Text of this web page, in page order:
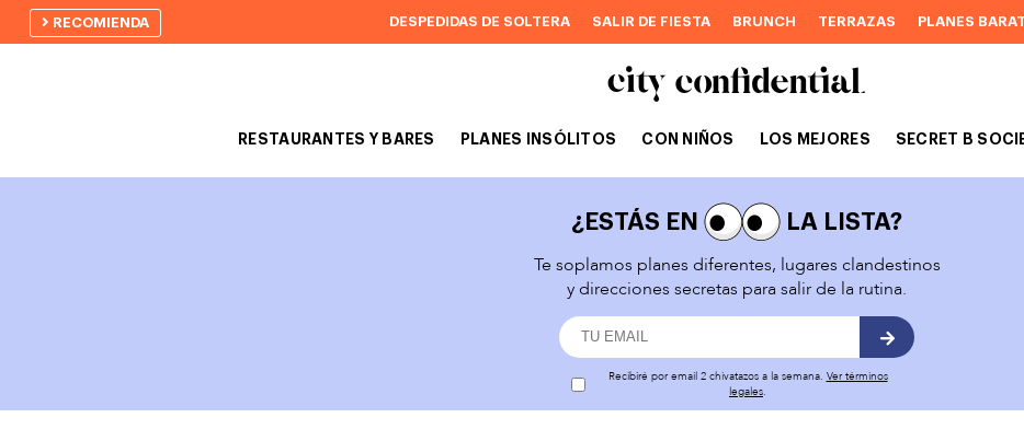
RECOMIENDA DESPEDIDAS DE SOLTERA SALIR DE FIESTA BRUNCH TERRAZAS PLANES
RESTAURANTES Y BARES PLANES INSÓLITOS CON NIÑOS LOS MEJORES SECRET B
¿ESTÁS EN
LA LISTA?
Te soplamos planes diferentes, lugares clandestinos
y direcciones secretas para salir de la rutina.
Recibiré por email 2 chivatazos a la semana. Ver términos
legales.